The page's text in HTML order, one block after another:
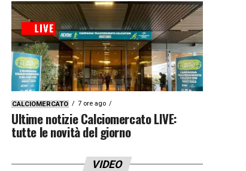
CALCIOMERCATO 7 ore ago
Ultime notizie Calciomercato LIVE:
tutte le novità del giorno
VIDEO